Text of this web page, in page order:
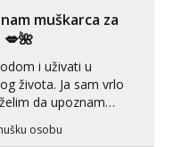
muškarca za
i uživati u
života. Ja sam vrlo
da upoznam
Klikni na link
osobu